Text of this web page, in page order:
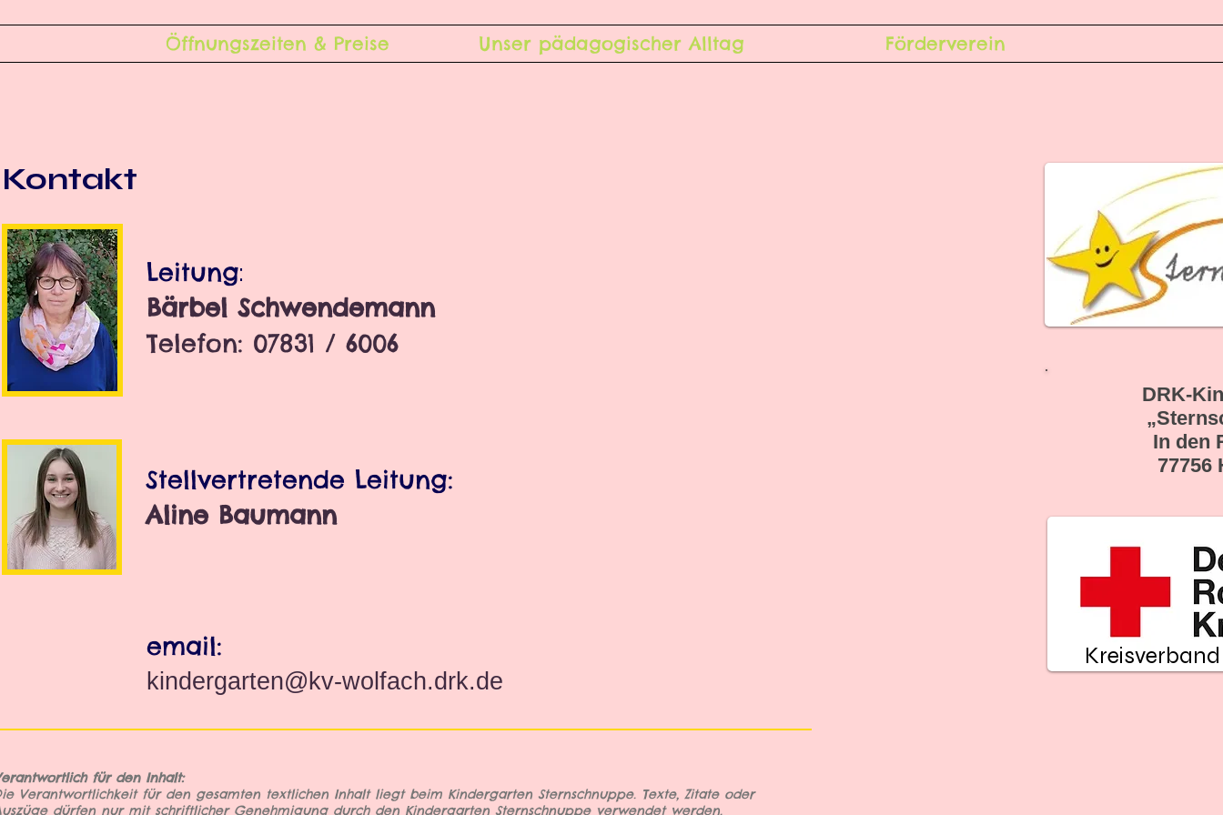
Öffnungszeiten & Preise Unser pädagogischer Alltag Förderverein
Kontakt
Leitung:
Bärbel Schwendemann
Telefon: 07831 / 6006
Stellvertretende Leitung:
Aline Baumann
email:
kindergarten@kv-wolfach.drk.de
für den Inhalt:
Verantwortlichkeit für den gesamten textlichen Inhalt liegt beim Kindergarten Sternschnuppe. Texte, Zitate oder
dürfen nur mit schriftlicher Genehmigung durch den Kindergarten Sternschnuppe verwendet werden.
DRK-
In den
77756